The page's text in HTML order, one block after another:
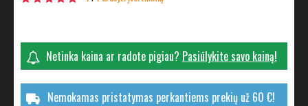
Netinka kaina ar radote pigiau? Pasiūlykite savo kainą!
Nemokamas pristatymas perkantiems prekių už 60 €!